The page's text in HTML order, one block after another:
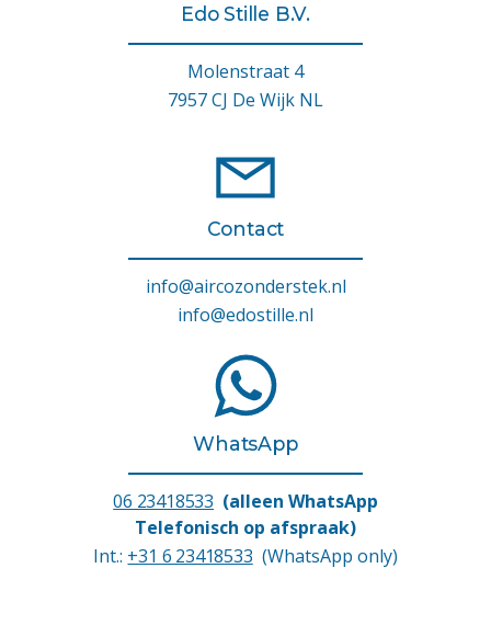
Edo Stille B.V.
Molenstraat 4
7957 CJ De Wijk NL
Contact
info@aircozonderstek.nl
info@edostille.nl
WhatsApp
06 23418533 (alleen WhatsApp
Telefonisch op afspraak)
Int.: +31 6 23418533 (WhatsApp only)